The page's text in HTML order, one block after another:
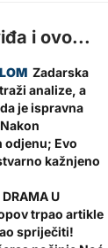
i ovo...
Zadarska
analize, a
je ispravna
Nakon
odjenu; Evo
kažnjeno
DRAMA U
trpao artikle
spriječiti!